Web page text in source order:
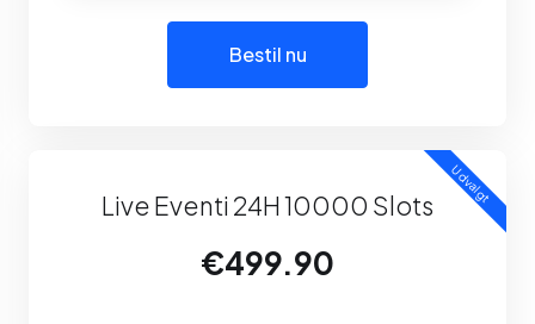
Bestil nu
Udvalgt
Live Eventi 24H 10000 Slots
€499.90